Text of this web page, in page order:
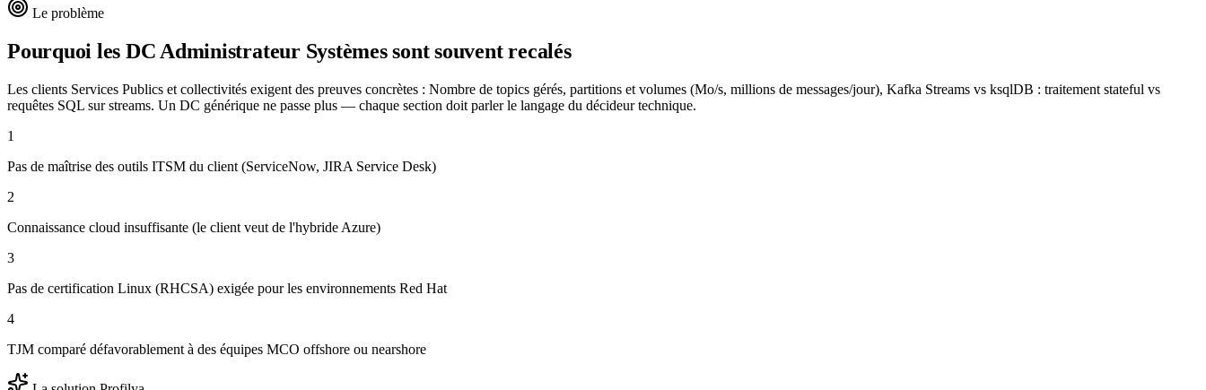
Le problème
Pourquoi les DC Administrateur Systèmessont souvent recalés
Les clients Services Publics et collectivités exigent des preuves concrètes : Nombre de topics gérés, partitions et volumes (Mo/s, millions de messages/jour), Kafka Streams vs ksqlDB : traitement stateful vs
requêtes SQL sur streams. Un DC générique ne passe plus — chaque section doit parler le langage du décideur technique.
1
Pas de maîtrise des outils ITSM du client (ServiceNow, JIRA Service Desk)
2
Connaissance cloud insuffisante (le client veut de l'hybride Azure)
3
Pas de certification Linux (RHCSA) exigée pour les environnements Red Hat
4
TJM comparé défavorablement à des équipes MCO offshore ou nearshore